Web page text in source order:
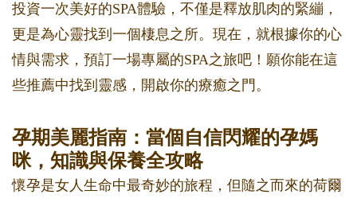
投資一次美好的SPA體驗，不僅是釋放肌肉的緊繃，
更是為心靈找到一個棲息之所。現在，就根據你的心
情與需求，預訂一場專屬的SPA之旅吧！願你能在這
些推薦中找到靈感，開啟你的療癒之門。
孕期美麗指南：當個自信閃耀的孕媽
咪，知識與保養全攻略
懷孕是女人生命中最奇妙的旅程，但隨之而來的荷爾